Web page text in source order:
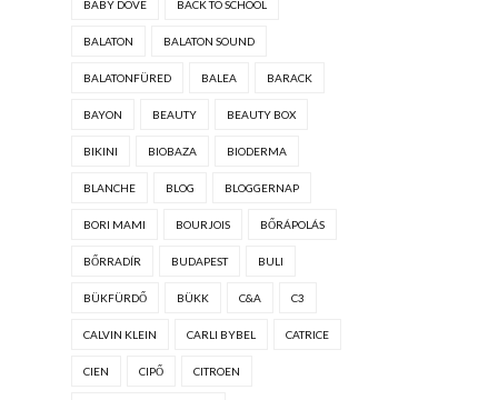
BABY DOVE BACK TO SCHOOL
BALATON BALATON SOUND
BALATONFÜRED BALEA BARACK
BAYON BEAUTY BEAUTY BOX
BIKINI BIOBAZA BIODERMA
BLANCHE BLOG BLOGGERNAP
BORI MAMI BOURJOIS BŐRÁPOLÁS
BŐRRADÍR BUDAPEST BULI
BÜKFÜRDŐ BÜKK C&A C3
CALVIN KLEIN CARLI BYBEL CATRICE
CIEN CIPŐ CITROEN